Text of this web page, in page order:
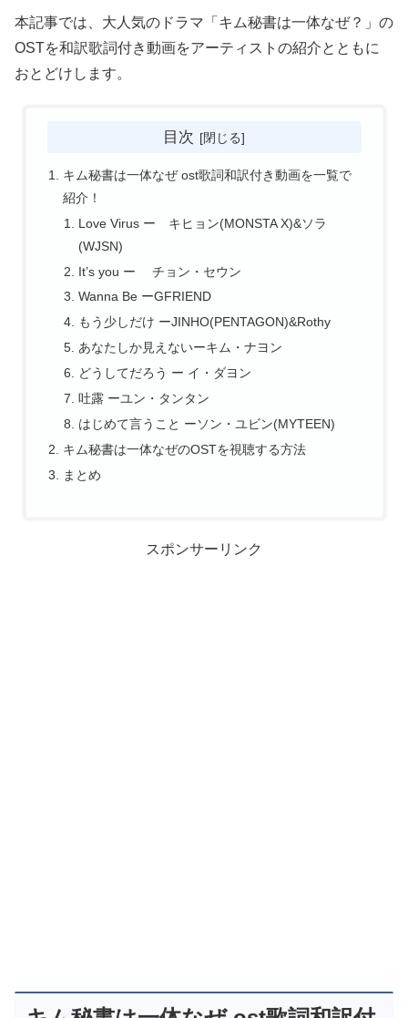
本記事では、大人気のドラマ「キム秘書は一体なぜ？」の
OSTを和訳歌詞付き動画をアーティストの紹介とともに
おとどけします。
目次
キム秘書は一体なぜ ost歌詞和訳付き動画を一覧で
紹介！
Love Virus ー キヒョン(MONSTA X)&ソラ
(WJSN)
It’s you ー チョン・セウン
Wanna Be ーGFRIEND
もう少しだけ ーJINHO(PENTAGON)&Rothy
あなたしか見えないーキム・ナヨン
どうしてだろう ー イ・ダヨン
吐露 ーユン・タンタン
はじめて言うこと ーソン・ユビン(MYTEEN)
キム秘書は一体なぜのOSTを視聴する方法
まとめ
スポンサーリンク